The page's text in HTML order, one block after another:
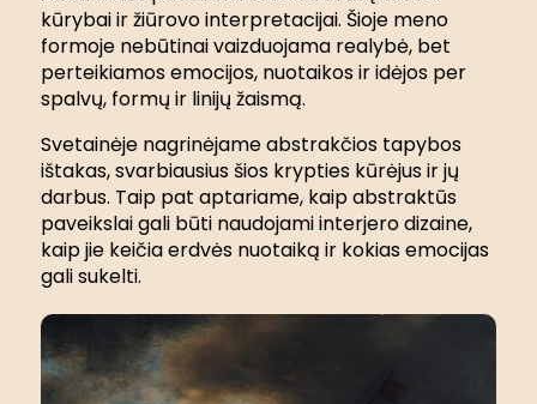
kūrybai ir žiūrovo interpretacijai. Šioje meno
formoje nebūtinai vaizduojama realybė, bet
perteikiamos emocijos, nuotaikos ir idėjos per
spalvų, formų ir linijų žaismą.
Svetainėje nagrinėjame abstrakčios tapybos
ištakas, svarbiausius šios krypties kūrėjus ir jų
darbus. Taip pat aptariame, kaip abstraktūs
paveikslai gali būti naudojami interjero dizaine,
kaip jie keičia erdvės nuotaiką ir kokias emocijas
gali sukelti.